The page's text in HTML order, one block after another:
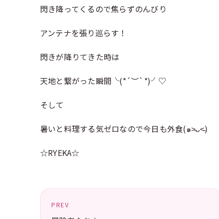
閃き降ってくるので焦らずのんびり
アンテナを張り巡らす！
閃きが降りてきた時は
天地と繋がった瞬間╰(*´︶`*)╯♡
そして
暑いと料理する気ゼロなので今日も外食(๑˃̵ᴗ˂̵)
☆RYEKA☆
PREV